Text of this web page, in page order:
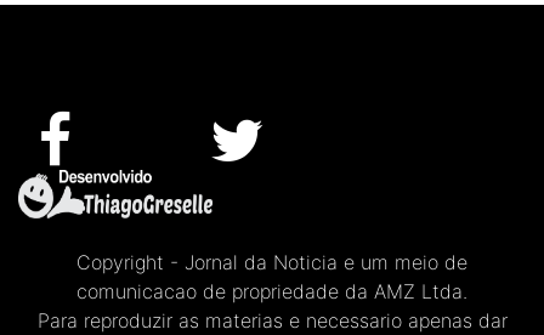
Copyright - Jornal da Noticia e um meio de
comunicacao de propriedade da AMZ Ltda.
Para reproduzir as materias e necessario apenas dar